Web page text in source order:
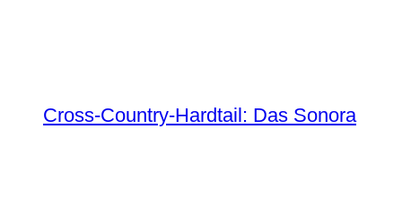
Cross-Country-Hardtail: Das Sonora